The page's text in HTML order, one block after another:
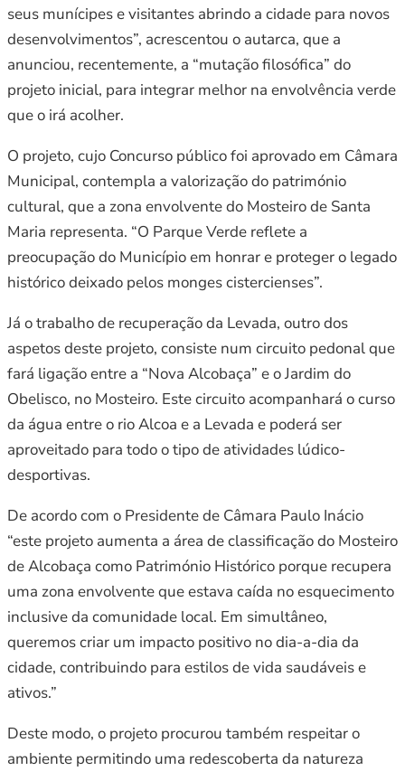
seus munícipes e visitantes abrindo a cidade para novos
desenvolvimentos”, acrescentou o autarca, que a
anunciou, recentemente, a “mutação filosófica” do
projeto inicial, para integrar melhor na envolvência verde
que o irá acolher.
O projeto, cujo Concurso público foi aprovado em Câmara
Municipal, contempla a valorização do património
cultural, que a zona envolvente do Mosteiro de Santa
Maria representa. “O Parque Verde reflete a
preocupação do Município em honrar e proteger o legado
histórico deixado pelos monges cistercienses”.
Já o trabalho de recuperação da Levada, outro dos
aspetos deste projeto, consiste num circuito pedonal que
fará ligação entre a “Nova Alcobaça” e o Jardim do
Obelisco, no Mosteiro. Este circuito acompanhará o curso
da água entre o rio Alcoa e a Levada e poderá ser
aproveitado para todo o tipo de atividades lúdico-
desportivas.
De acordo com o Presidente de Câmara Paulo Inácio
“este projeto aumenta a área de classificação do Mosteiro
de Alcobaça como Património Histórico porque recupera
uma zona envolvente que estava caída no esquecimento
inclusive da comunidade local. Em simultâneo,
queremos criar um impacto positivo no dia-a-dia da
cidade, contribuindo para estilos de vida saudáveis e
ativos.”
Deste modo, o projeto procurou também respeitar o
ambiente permitindo uma redescoberta da natureza